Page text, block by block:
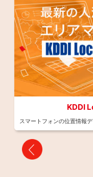
KDDI
スマートフォンの位置情報